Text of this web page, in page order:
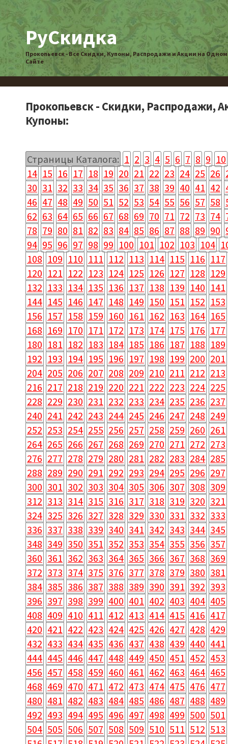
РуСкидка
Прокопьевск - Все Скидки, Купоны, Распродажи и Акции на Одном
Сайте
Прокопьевск - Скидки, Распродажи,
Купоны:
Страницы Каталога: 1 2 3 4 5 6 7 8 9 10
14 15 16 17 18 19 20 21 22 23 24 25 26
30 31 32 33 34 35 36 37 38 39 40 41 42
46 47 48 49 50 51 52 53 54 55 56 57 58
62 63 64 65 66 67 68 69 70 71 72 73 74
78 79 80 81 82 83 84 85 86 87 88 89 90
94 95 96 97 98 99 100 101 102 103 104
108 109 110 111 112 113 114 115 116 117
120 121 122 123 124 125 126 127 128 129
132 133 134 135 136 137 138 139 140 141
144 145 146 147 148 149 150 151 152 153
156 157 158 159 160 161 162 163 164 165
168 169 170 171 172 173 174 175 176 177
180 181 182 183 184 185 186 187 188 189
192 193 194 195 196 197 198 199 200 201
204 205 206 207 208 209 210 211 212 213
216 217 218 219 220 221 222 223 224 225
228 229 230 231 232 233 234 235 236 237
240 241 242 243 244 245 246 247 248 249
252 253 254 255 256 257 258 259 260 261
264 265 266 267 268 269 270 271 272 273
276 277 278 279 280 281 282 283 284 285
288 289 290 291 292 293 294 295 296 297
300 301 302 303 304 305 306 307 308 309
312 313 314 315 316 317 318 319 320 321
324 325 326 327 328 329 330 331 332 333
336 337 338 339 340 341 342 343 344 345
348 349 350 351 352 353 354 355 356 357
360 361 362 363 364 365 366 367 368 369
372 373 374 375 376 377 378 379 380 381
384 385 386 387 388 389 390 391 392 393
396 397 398 399 400 401 402 403 404 405
408 409 410 411 412 413 414 415 416 417
420 421 422 423 424 425 426 427 428 429
432 433 434 435 436 437 438 439 440 441
444 445 446 447 448 449 450 451 452 453
456 457 458 459 460 461 462 463 464 465
468 469 470 471 472 473 474 475 476 477
480 481 482 483 484 485 486 487 488 489
492 493 494 495 496 497 498 499 500 501
504 505 506 507 508 509 510 511 512 513